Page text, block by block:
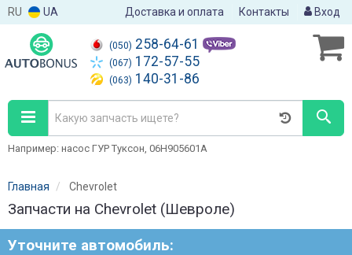
RU UA Доставка и оплата Контакты Вход
(050) 258-64-61
(067) 172-57-55
(063) 140-31-86
Например: насос ГУР Туксон, 06H905601A
Главная Chevrolet
Запчасти на Chevrolet (Шевроле)
Уточните автомобиль: